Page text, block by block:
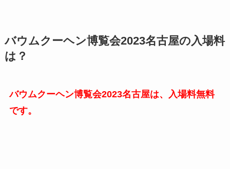
バウムクーヘン博覧会2023名古屋の入場料
は？
バウムクーヘン博覧会2023名古屋は、入場料無料
です。